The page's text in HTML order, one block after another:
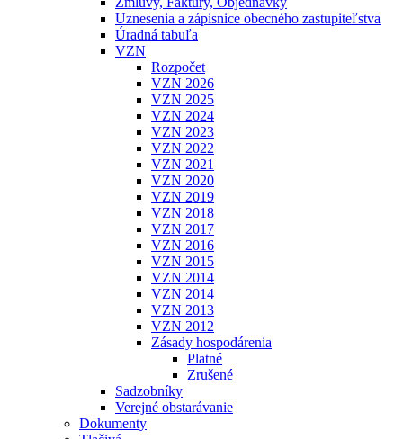
Uznesenia a zápisnice obecného zastupiteľstva
Úradná tabuľa
VZN
Rozpočet
VZN 2026
VZN 2025
VZN 2024
VZN 2023
VZN 2022
VZN 2021
VZN 2020
VZN 2019
VZN 2018
VZN 2017
VZN 2016
VZN 2015
VZN 2014
VZN 2014
VZN 2013
VZN 2012
Zásady hospodárenia
Platné
Zrušené
Sadzobníky
Verejné obstarávanie
Dokumenty